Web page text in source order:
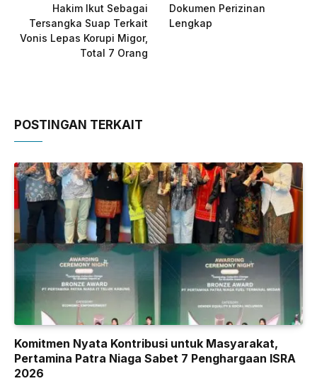
Hakim Ikut Sebagai
Tersangka Suap Terkait
Vonis Lepas Korupi Migor,
Total 7 Orang
Dokumen Perizinan
Lengkap
POSTINGAN TERKAIT
Komitmen Nyata Kontribusi untuk Masyarakat,
Pertamina Patra Niaga Sabet 7 Penghargaan ISRA
2026